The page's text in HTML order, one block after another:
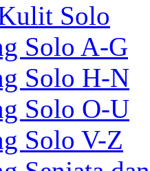
Solo
Solo A-G
Solo H-N
Solo O-U
Solo V-Z